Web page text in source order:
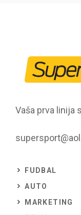
Vaša prva linija
FUDBAL
AUTO
MARKETING